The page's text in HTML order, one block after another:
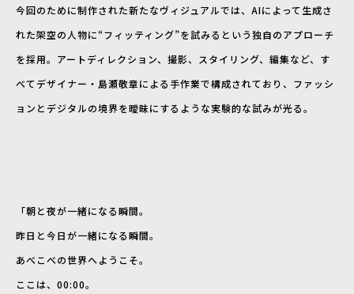
今回のために制作された新たなヴィジュアルでは、AIによって生成さ
れた架空の人物に“フィッティング”を試みるという独自のアプローチ
を採用。アートディレクション、撮影、スタイリング、編集など、す
べてデザイナー・島瀬敬章による手作業で構成されており、ファッシ
ョンとデジタルの境界を曖昧にするような実験的な試みが光る。
「朝と夜が一緒になる瞬間。
昨日と今日が一緒になる瞬間。
あべこべの世界へようこそ。
ここは、00:00。